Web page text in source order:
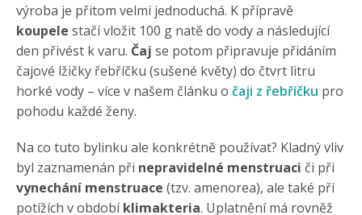
výroba je přitom velmi jednoduchá. K přípravě
koupele stačí vložit 100 g natě do vody a následující
den přivést k varu. Čaj se potom připravuje přidáním
čajové lžičky řebříčku (sušené květy) do čtvrt litru
horké vody – více v našem článku o čaji z řebříčku pro
pohodu každé ženy.
Na co tuto bylinku ale konkrétně používat? Kladný vliv
byl zaznamenán při nepravidelné menstruaci či při
vynechání menstruace (tzv. amenorea), ale také při
potížích v obdobíklimakteria. Uplatnění má rovněž